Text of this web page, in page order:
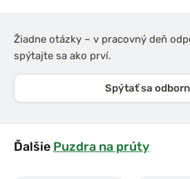
Žiadne otázky – v pracovný deň
spýtajte sa ako prví.
Spýtať sa
Ďalšie Puzdra na prúty